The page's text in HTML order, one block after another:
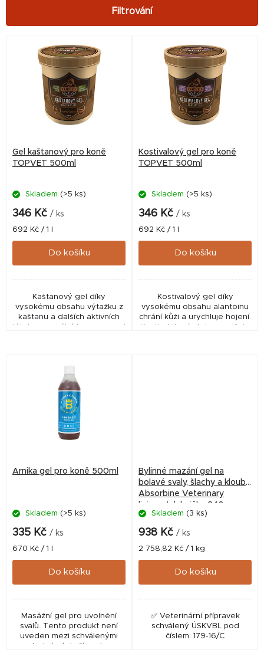
Gel kaštanový pro koně
TOPVET 500ml
Skladem (>5 ks)
346 Kč / ks
Měrná
cena:
692 Kč / 1 l
Do košíku
Kaštanový gel díky
vysokému obsahu výtažku z
kaštanu a dalších aktivních
látek napomáhá k regeneraci
Kostivalový gel pro koně
TOPVET 500ml
Skladem (>5 ks)
346 Kč / ks
Měrná
cena:
692 Kč / 1 l
Do košíku
Kostivalový gel díky
vysokému obsahu alantoinu
chrání kůži a urychluje hojení.
Kostival tlumí otoky a snižuje
Arnika gel pro koně 500ml
Skladem (>5 ks)
335 Kč / ks
Měrná
cena:
670 Kč / 1 l
Do košíku
Masážní gel pro uvolnění
svalů. Tento produkt není
uveden mezi schválenými
Bylinné mazání gel na
bolavé svaly, šlachy a klouby
Absorbine Veterinary
liniment, lahvička 340 g
Skladem (3 ks)
938 Kč / ks
Měrná
cena:
2 758,82 Kč / 1 kg
Do košíku
✅ Veterinární přípravek
schválený ÚSKVBL pod
číslem: 179-16/C